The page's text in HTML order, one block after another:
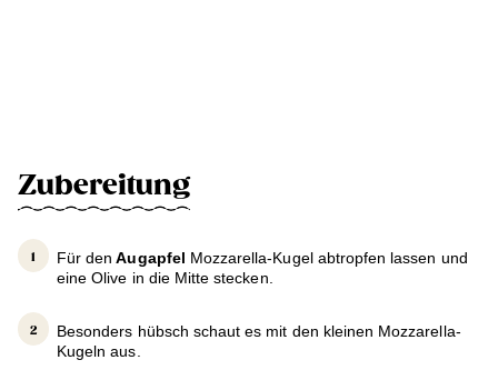
Zubereitung
Für den Augapfel Mozzarella-Kugel abtropfen lassen und
eine Olive in die Mitte stecken.
Besonders hübsch schaut es mit den kleinen Mozzarella-
Kugeln aus.